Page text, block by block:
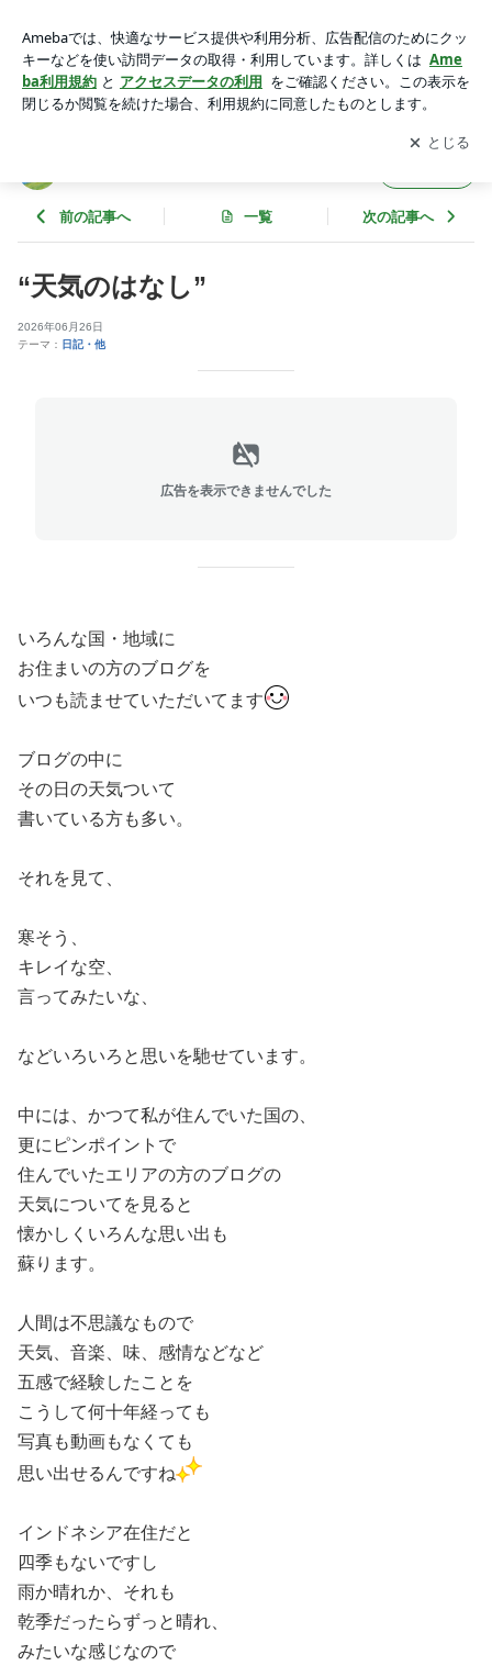
アプリをダウンロードして ブログの更新通知
を受け取りまし
ょう。
開く
前の記事へ 一覧 次の記事へ
“天気のはなし”
2026年06月26日
テーマ： 日記・他
広告を表示できませんでした
いろんな国・地域に
お住まいの方のブログを
いつも読ませていただいてます
ブログの中に
その日の天気ついて
書いている方も多い。
それを見て、
寒そう、
キレイな空、
言ってみたいな、
などいろいろと思いを馳せています。
中には、かつて私が住んでいた国の、
更にピンポイントで
住んでいたエリアの方のブログの
天気についてを見ると
懐かしくいろんな思い出も
蘇ります。
人間は不思議なもので
天気、音楽、味、感情などなど
五感で経験したことを
こうして何十年経っても
写真も動画もなくても
思い出せるんですね
インドネシア在住だと
四季もないですし
雨か晴れか、それも
乾季だったらずっと晴れ、
みたいな感じなので